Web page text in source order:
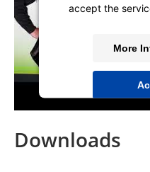
accept the
More
powered by
Downloads